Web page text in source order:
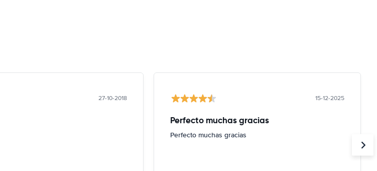
27-10-2018 15-12-2025
Perfecto muchas gracias
Perfecto muchas gracias